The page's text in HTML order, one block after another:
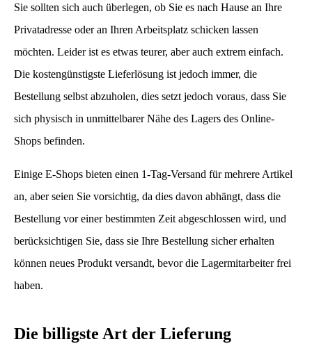
Sie sollten sich auch überlegen, ob Sie es nach Hause an Ihre
Privatadresse oder an Ihren Arbeitsplatz schicken lassen
möchten. Leider ist es etwas teurer, aber auch extrem einfach.
Die kostengünstigste Lieferlösung ist jedoch immer, die
Bestellung selbst abzuholen, dies setzt jedoch voraus, dass Sie
sich physisch in unmittelbarer Nähe des Lagers des Online-
Shops befinden.
Einige E-Shops bieten einen 1-Tag-Versand für mehrere Artikel
an, aber seien Sie vorsichtig, da dies davon abhängt, dass die
Bestellung vor einer bestimmten Zeit abgeschlossen wird, und
berücksichtigen Sie, dass sie Ihre Bestellung sicher erhalten
können neues Produkt versandt, bevor die Lagermitarbeiter frei
haben.
Die billigste Art der Lieferung